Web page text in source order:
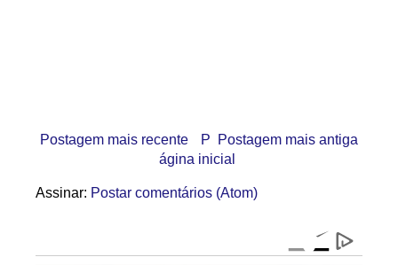
Postagem mais recente Postagem mais antiga
P
ágina inicial
Assinar: Postar comentários (Atom)